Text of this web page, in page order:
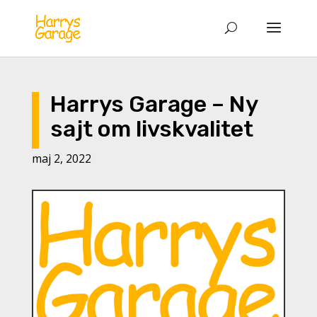
Harrys Garage – Ny
sajt om livskvalitet
maj 2, 2022